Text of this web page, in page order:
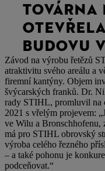
TOVÁRNA
BUDOVU
Závod na výrobu řetězů
atraktivitu svého areálu a
firemní kantýny. Objem
švýcarských franků. Dr.
rady STIHL, promluvil na
2021 s vřelým projevem:
ve Wilu a Bronschhofenu,
má pro STIHL obrovský
výroba celého řezného
– a také pohonu je
podceňovat.“